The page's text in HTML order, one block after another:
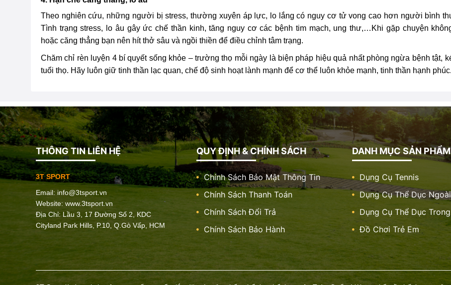
Theo nghiên cứu, những người bị stress, thường xuyên áp lực, lo lắng có nguy cơ tử vong cao hơn người bình
Tình trạng stress, lo âu gây ức chế thần kinh, tăng nguy cơ các bệnh tim mạch, ung thư,…Khi gặp chuyện
hoặc căng thẳng bạn nên hít thở sâu và ngồi thiền để điều chỉnh tâm trạng.
Chăm chỉ rèn luyện 4 bí quyết sống khỏe – trường thọ mỗi ngày là biện pháp hiệu quả nhất phòng ngừa bệnh tật,
tuổi thọ. Hãy luôn giữ tinh thần lạc quan, chế độ sinh hoạt lành mạnh để cơ thể luôn khỏe mạnh, tinh thần hạnh phúc.
THÔNG TIN LIÊN HỆ
3T SPORT
Email: info@3tsport.vn
Website: www.3tsport.vn
Địa Chỉ: Lầu 3, 17 Đường Số 2, KDC
Cityland Park Hills, P.10, Q.Gò Vấp, HCM
QUY ĐỊNH & CHÍNH SÁCH
Chính Sách Bảo Mật Thông Tin
Chính Sách Thanh Toán
Chính Sách Đổi Trả
Chính Sách Bảo Hành
DANH MỤC SẢN PHẨM
Dụng Cụ Tennis
Dụng Cụ Thể Dục
Dụng Cụ Thể Dục
Đồ Chơi Trẻ Em